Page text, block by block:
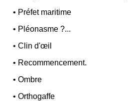
• Préfet maritime
• Pléonasme ?...
•Clin d'œil
• Recommencement.
•Ombre
•Orthogaffe